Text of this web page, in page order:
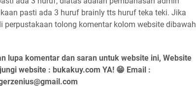
pasti ada 3 huruf brainly tts huruf teka teki. Jika
tolong komentar kolom website dibawah
lupa komentar dan saran untuk website ini, Website
website : bukakuy.com YA! 😁 Email :